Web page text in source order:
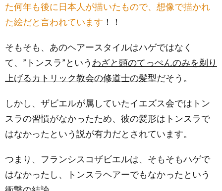
た何年も後に日本人が描いたもので、想像で描かれ
た絵だと言われています ！！
そもそも、あのヘアースタイルはハゲではなく
て、”トンスラ”という わざと頭のてっぺんのみを剃り
上げるカトリック教会の修道士の髪型だそう。
しかし、ザビエルが属していたイエズス会ではトン
スラの習慣がなかったため、彼の髪形はトンスラで
はなかったという説が有力だとされています。
つまり、フランシスコザビエルは、そもそもハゲで
はなかったし、トンスラヘアーでもなかったという